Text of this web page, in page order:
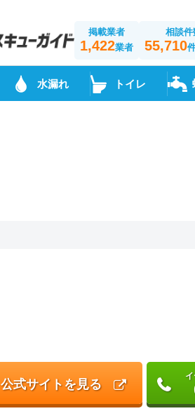
掲載業者
1,422業者
相談件
55,710
水漏れ トイレ
公式サイトを見る